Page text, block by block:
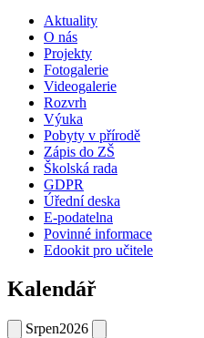
Aktuality
O nás
Projekty
Fotogalerie
Videogalerie
Rozvrh
Výuka
Pobyty v přírodě
Zápis do ZŠ
Školská rada
GDPR
Úřední deska
E-podatelna
Povinné informace
Edookit pro učitele
Kalendář
Srpen2026